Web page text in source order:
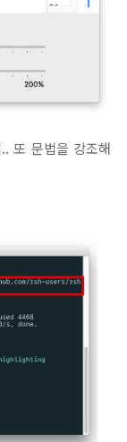
또 문법을 강조해